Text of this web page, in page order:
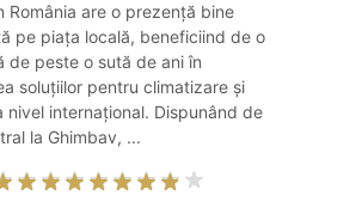
România are o prezență bine
pe piața locală, beneficiind de o
de peste o sută de ani în
soluțiilor pentru climatizare și
nivel internațional. Dispunând de
la Ghimbav, ...